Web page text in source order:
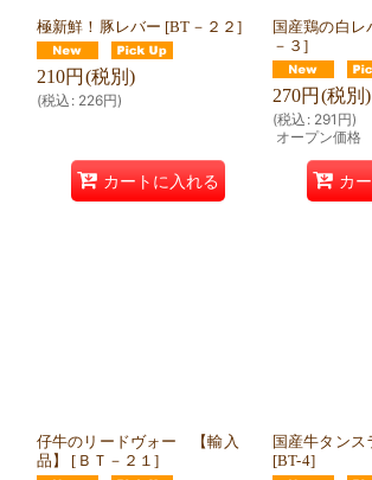
極新鮮！豚レバー [BT－２２ ]
210円 (税別)
(税込 : 226円)
カートに入れる
国産鶏の白レ
－３]
270円 (税別)
(税込 : 291 円)
オープン価格
カ
仔牛のリードヴォー 【輸入
品】
[ ＢＴ－２１]
国産牛タンス
[BT-4]